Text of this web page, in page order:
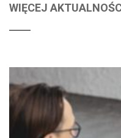
WIĘCEJ